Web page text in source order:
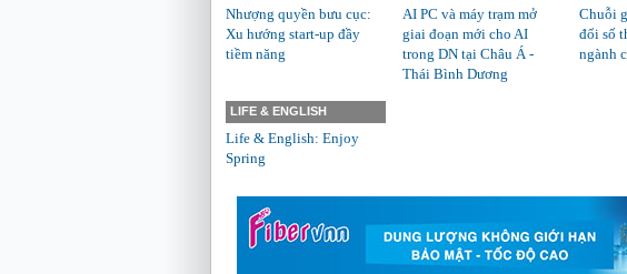
Nhượng quyền bưu cục:
Xu hướng start-up đầy
tiềm năng
AI PC và máy trạm mở
giai đoạn mới cho AI
trong DN tại Châu Á -
Thái Bình Dương
Chuỗi
đổi số
ngành
LIFE & ENGLISH
Life & English: Enjoy
Spring